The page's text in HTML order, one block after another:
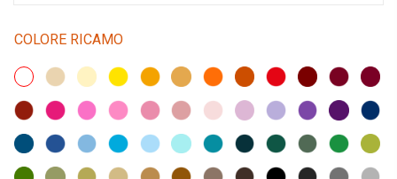
COLORE RICAMO